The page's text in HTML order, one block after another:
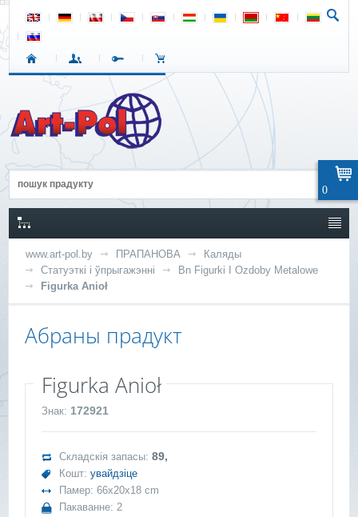
www.art-pol.by ПРАПАНОВА
Каляды
Статуэткі і ўпрыгажэнні
Bn Figurki I Ozdoby Metalowe
Figurka Anioł
Абраны прадукт
Figurka Anioł
Знак: 172921
Складскія запасы:89,
Кошт:увайдзіце
Памер: 66x20x18 cm
Пакаванне: 2
0